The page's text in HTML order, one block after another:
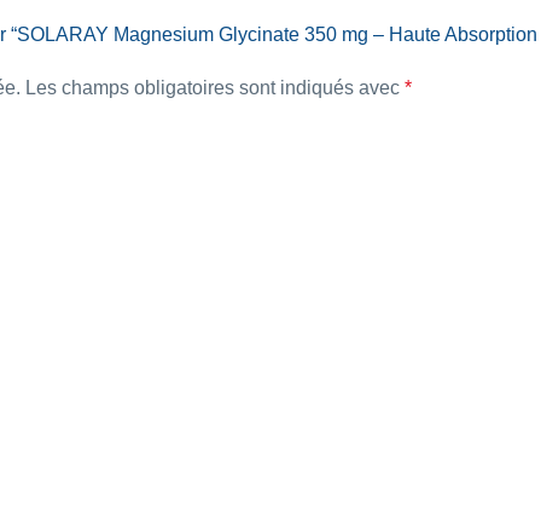
Magnesium Glycinate 350 mg – Haute
Les champs obligatoires sont indiqués avec *